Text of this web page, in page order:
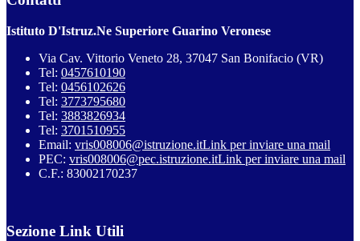
Istituto D'Istruz.Ne Superiore Guarino Veronese
Via Cav. Vittorio Veneto 28, 37047 San Bonifacio (VR)
Tel: 0457610190
Tel: 0456102626
Tel: 3773795680
Tel: 3883826934
Tel: 3701510955
Email: vris008006@istruzione.itLink per inviare una mail
PEC: vris008006@pec.istruzione.itLink per inviare una mail
C.F.: 83002170237
Sezione Link Utili